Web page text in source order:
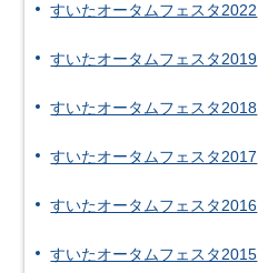
すいたオータムフェスタ2022
すいたオータムフェスタ2019
すいたオータムフェスタ2018
すいたオータムフェスタ2017
すいたオータムフェスタ2016
すいたオータムフェスタ2015